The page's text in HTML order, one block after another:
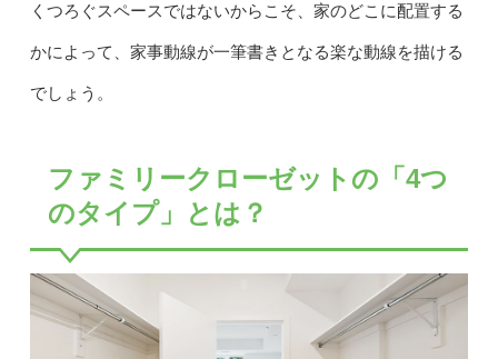
くつろぐスペースではないからこそ、家のどこに配置する
かによって、家事動線が一筆書きとなる楽な動線を描ける
でしょう。
ファミリークローゼットの「4つ
のタイプ」とは？